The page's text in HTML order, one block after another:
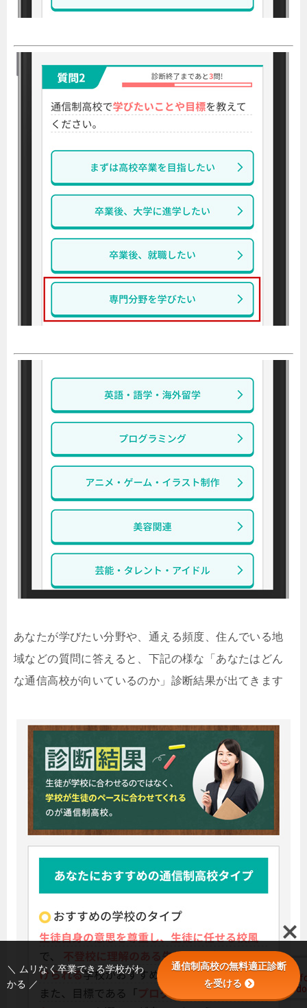
あなたが学びたい分野や、通える頻度、住んでいる地
域などの質問に答えると、下記の様な「あなたはどん
な通信高校が向いているのか」診断結果が出てきます
＼ ムリなく卒業できる学校がわ
かる ／
通信制高校の無料適正診断
を受ける